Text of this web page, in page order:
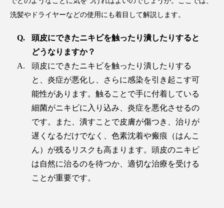
洗髪やドライヤーなどの使用にも着目して解説します。
頭皮にできたニキビを触ったり潰したりすると
どうなりますか？
頭皮にできたニキビを触ったり潰したりする
と、炎症が悪化し、さらに感染を引き起こす可
能性があります。触ることで手に付着している
細菌がニキビに入り込み、炎症を悪化させるの
です。また、潰すことで皮膚が傷つき、治りが
遅くなるだけでなく、色素沈着や瘢痕（はんこ
ん）が残るリスクも高まります。頭皮のニキビ
は自然に治るのを待つか、適切な治療を受ける
ことが重要です。